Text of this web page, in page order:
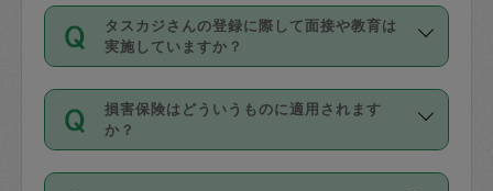
動計算で表示されます。
開始時間を２時間前後変更することが可
能です。依頼送信後、個別にタスカジさ
んにメッセージを送り調整してくださ
い。ただし、２時間を越えての調整はで
する前にタスカジさんのプロフィールで
確認してください。
基本的に、高所での作業や危険作業、屋
外での作業は対象外です。
主婦として長年の家事経験をお持ちの
方、栄養士・調理師といった資格者で保
育園や学校の給食やレストランで料理関
係の専門職に従事されていた方、日本で
すでにハウスキーパーや英語の先生とし
てお仕事をしているフィリピン出身の
タスカジさんの登録に際して面接や教育は
実施していますか？
応募の際に、各自事務局との面接と説明
を行っています。その後、身分証明書の
写真提出をしていただいています。外国
損害保険はどういうものに適用されます
か？
依頼者とタスカジさんとの間でタスカジ